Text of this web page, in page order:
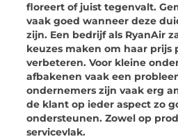
floreert of juist tegenvalt.
vaak goed wanneer deze
zijn. Een bedrijf als RyanAir
keuzes maken om haar prijs
verbeteren. Voor kleine
afbakenen vaak een
ondernemers zijn vaak erg
de klant op ieder aspect zo
ondersteunen. Zowel op
servicevlak.